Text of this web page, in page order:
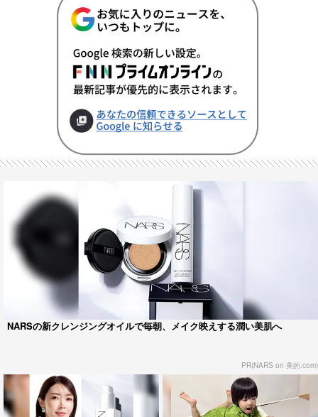
NARSの新クレンジングオイルで毎朝、メイク映えする潤い美肌へ
PR(NARS on 美的.com)